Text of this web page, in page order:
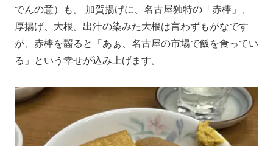
でんの意）も。 加賀揚げに、名古屋独特の「赤棒」、
厚揚げ、大根。出汁の染みた大根は言わずもがなです
が、赤棒を齧ると「あぁ、名古屋の市場で飯を食ってい
る」という幸せが込み上げます。